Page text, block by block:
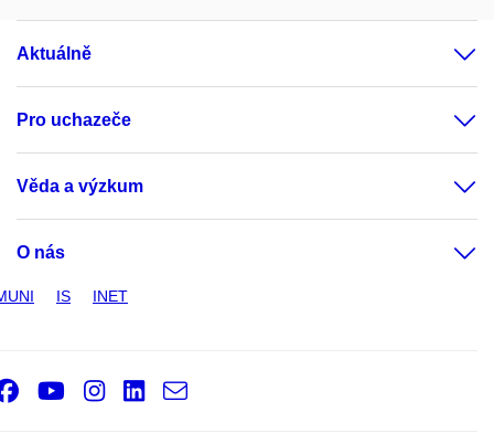
Aktuálně
Pro uchazeče
Věda a výzkum
O nás
IS INET
Facebook
Youtube
Instagram
LinkedIn
e-